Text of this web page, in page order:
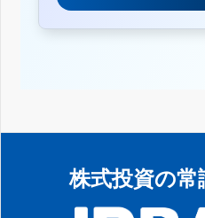
株式投資の常